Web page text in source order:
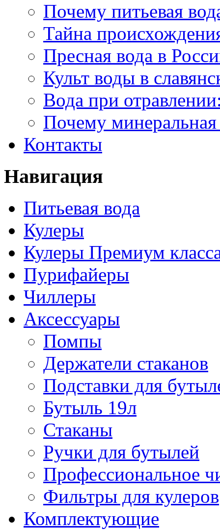
Почему питьевая
Тайна
Пресная вода в
Культ воды в
Вода при
Почему
Контакты
Навигация
Питьевая вода
Кулеры
Кулеры Премиум
Пурифайеры
Чиллеры
Аксессуары
Помпы
Держатели стаканов
Подставки для
Бутыль 19л
Стаканы
Ручки для бутылей
Профессиональное
Фильтры для кулеров
Комплектующие